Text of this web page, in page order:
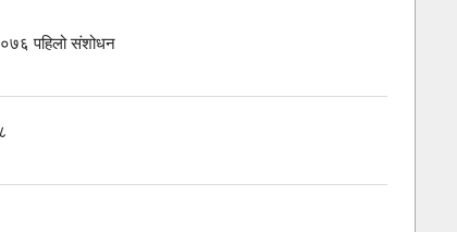
पहिलो संशोधन